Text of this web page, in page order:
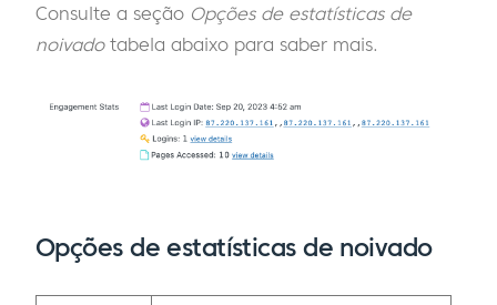
Consulte a seção Opções de estatísticas de
noivadotabela abaixo para saber mais.
Opções de estatísticas de noivado